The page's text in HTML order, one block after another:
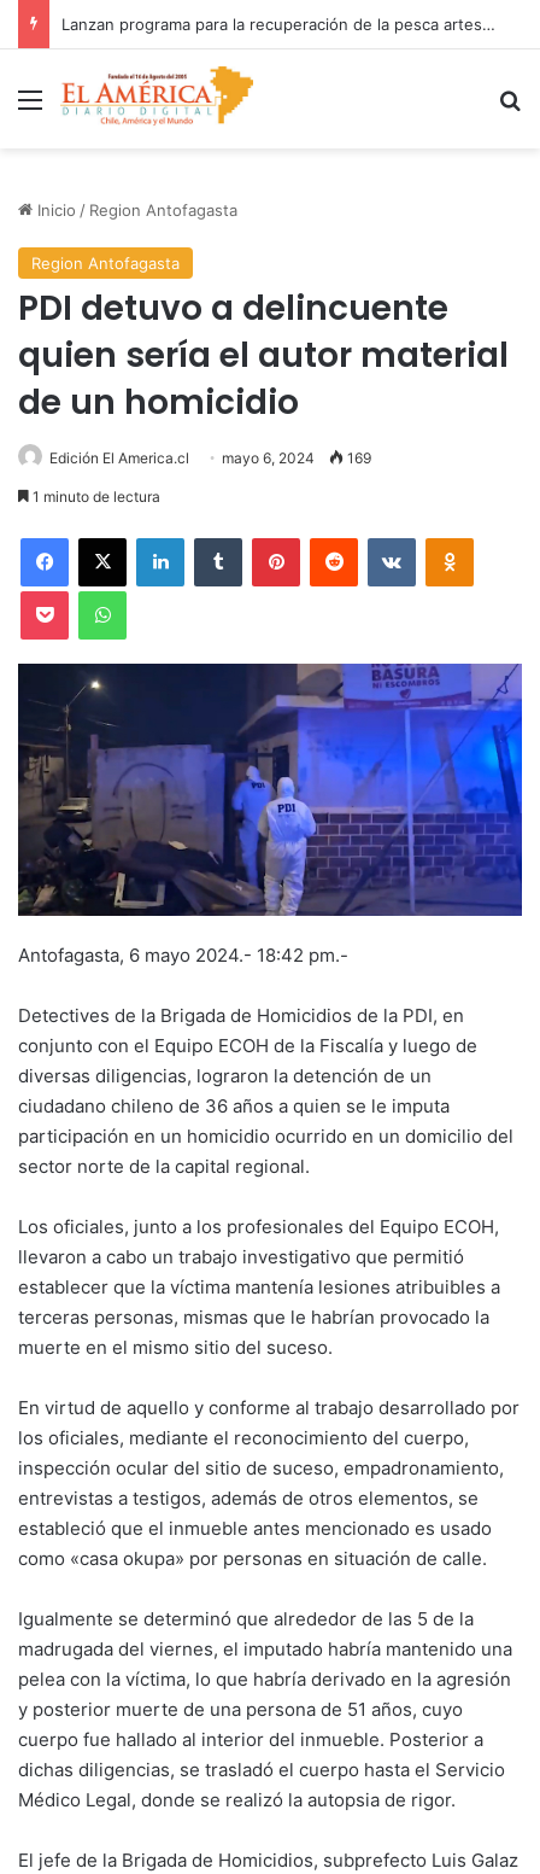
Lanzan programa para la recuperación de la pesca artesanal y el apoyo a caletas afectadas por los temporales
Menú
Inicio / Region Antofagasta
Region Antofagasta
PDI detuvo a delincuente
quien sería el autor material
de un homicidio
Edición El America.cl mayo 6, 2024 169
1 minuto de lectura
Facebook
X LinkedInTumblr PinterestReddit VKontakte
Pocket WhatsApp
Antofagasta, 6 mayo 2024.- 18:42 pm.-
Detectives de la Brigada de Homicidios de la PDI, en
conjunto con el Equipo ECOH de la Fiscalía y luego de
diversas diligencias, lograron la detención de un
ciudadano chileno de 36 años a quien se le imputa
participación en un homicidio ocurrido en un domicilio del
sector norte de la capital regional.
Los oficiales, junto a los profesionales del Equipo ECOH,
llevaron a cabo un trabajo investigativo que permitió
establecer que la víctima mantenía lesiones atribuibles a
terceras personas, mismas que le habrían provocado la
muerte en el mismo sitio del suceso.
En virtud de aquello y conforme al trabajo desarrollado por
los oficiales, mediante el reconocimiento del cuerpo,
inspección ocular del sitio de suceso, empadronamiento,
entrevistas a testigos, además de otros elementos, se
estableció que el inmueble antes mencionado es usado
como «casa okupa» por personas en situación de calle.
Igualmente se determinó que alrededor de las 5 de la
madrugada del viernes, el imputado habría mantenido una
pelea con la víctima, lo que habría derivado en la agresión
y posterior muerte de una persona de 51 años, cuyo
cuerpo fue hallado al interior del inmueble. Posterior a
dichas diligencias, se trasladó el cuerpo hasta el Servicio
Médico Legal, donde se realizó la autopsia de rigor.
El jefe de la Brigada de Homicidios, subprefecto Luis Galaz